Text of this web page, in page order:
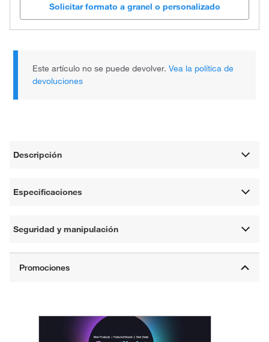
Solicitar formato a granel o personalizado
Este artículo no se puede devolver.Vea la política de
devoluciones
Descripción
Especificaciones
Seguridad y manipulación